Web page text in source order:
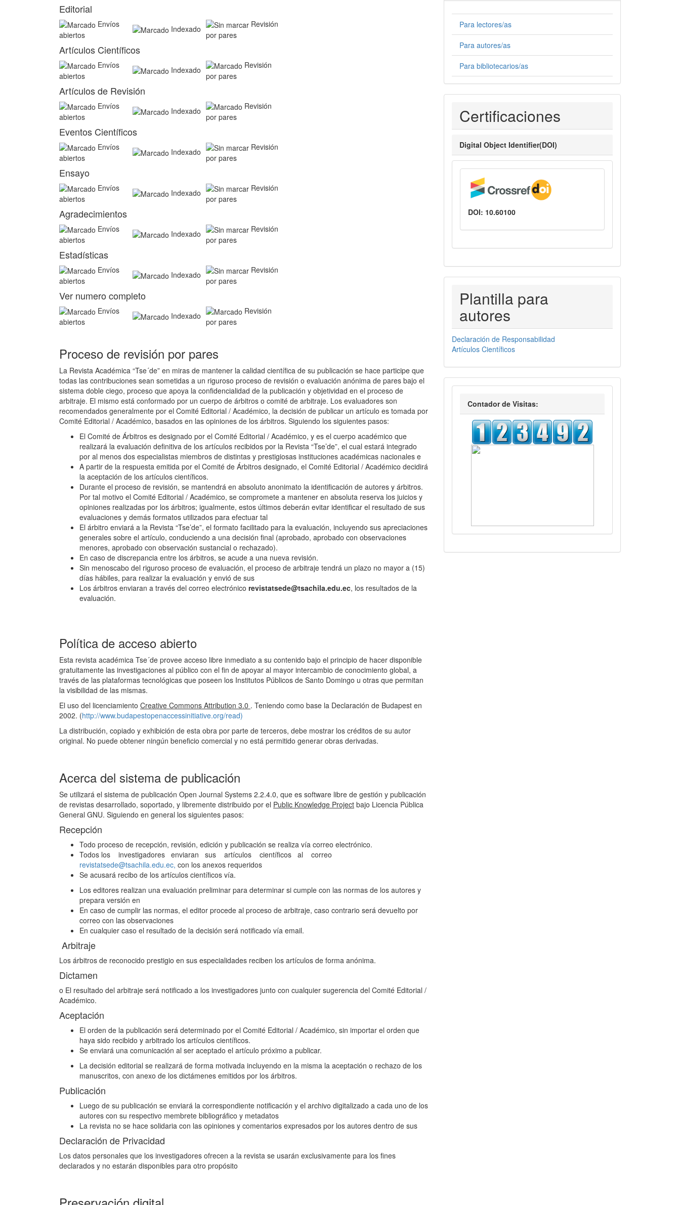
Editorial
Envíos
abiertos
Indexado
Revisión
por pares
Artículos Científicos
Envíos
abiertos
Indexado
Revisión
por pares
Artículos de Revisión
Envíos
abiertos
Indexado
Revisión
por pares
Eventos Científicos
Envíos
abiertos
Indexado
Revisión
por pares
Ensayo
Envíos
abiertos
Indexado
Revisión
por pares
Agradecimientos
Envíos
abiertos
Indexado
Revisión
por pares
Estadísticas
Envíos
abiertos
Indexado
Revisión
por pares
Ver numero completo
Envíos
abiertos
Indexado
Revisión
por pares
Proceso de revisión por pares
La Revista Académica “Tse´de” en miras de mantener la calidad científica de su publicación se hace participe que
todas las contribuciones sean sometidas a un riguroso proceso de revisión o evaluación anónima de pares bajo el
sistema doble ciego, proceso que apoya la confidencialidad de la publicación y objetividad en el proceso de
arbitraje. El mismo está conformado por un cuerpo de árbitros o comité de arbitraje. Los evaluadores son
recomendados generalmente por el Comité Editorial / Académico, la decisión de publicar un artículo es tomada por
Comité Editorial / Académico, basados en las opiniones de los árbitros. Siguiendo los siguientes pasos:
El Comité de Árbitros es designado por el Comité Editorial / Académico, y es el cuerpo académico que
realizará la evaluación definitiva de los artículos recibidos por la Revista “Tse’de”, el cual estará integrado
por al menos dos especialistas miembros de distintas y prestigiosas instituciones académicas nacionales e
A partir de la respuesta emitida por el Comité de Árbitros designado, el Comité Editorial / Académico decidirá
la aceptación de los artículos científicos.
Durante el proceso de revisión, se mantendrá en absoluto anonimato la identificación de autores y árbitros.
Por tal motivo el Comité Editorial / Académico, se compromete a mantener en absoluta reserva los juicios y
opiniones realizadas por los árbitros; igualmente, estos últimos deberán evitar identificar el resultado de sus
evaluaciones y demás formatos utilizados para efectuar tal
El árbitro enviará a la Revista “Tse’de”, el formato facilitado para la evaluación, incluyendo sus apreciaciones
generales sobre el artículo, conduciendo a una decisión final (aprobado, aprobado con observaciones
menores, aprobado con observación sustancial o rechazado).
En caso de discrepancia entre los árbitros, se acude a una nueva revisión.
Sin menoscabo del riguroso proceso de evaluación, el proceso de arbitraje tendrá un plazo no mayor a (15)
días hábiles, para realizar la evaluación y envió de sus
Los árbitros enviaran a través del correo electrónico revistatsede@tsachila.edu.ec, los resultados de la
evaluación.
Política de acceso abierto
Esta revista académica Tse´de provee acceso libre inmediato a su contenido bajo el principio de hacer disponible
gratuitamente las investigaciones al público con el fin de apoyar al mayor intercambio de conocimiento global, a
través de las plataformas tecnológicas que poseen los Institutos Públicos de Santo Domingo u otras que permitan
la visibilidad de las mismas.
El uso del licenciamiento Creative Commons Attribution 3.0 . Teniendo como base la Declaración de Budapest en
2002. (http://www.budapestopenaccessinitiative.org/read)
La distribución, copiado y exhibición de esta obra por parte de terceros, debe mostrar los créditos de su autor
original. No puede obtener ningún beneficio comercial y no está permitido generar obras derivadas.
Acerca del sistema de publicación
Se utilizará el sistema de publicación Open Journal Systems 2.2.4.0, que es software libre de gestión y publicación
de revistas desarrollado, soportado, y libremente distribuido por el Public Knowledge Project bajo Licencia Pública
General GNU. Siguiendo en general los siguientes pasos:
Recepción
Todo proceso de recepción, revisión, edición y publicación se realiza vía correo electrónico.
Todos los investigadores enviaran sus artículos científicos al correo
revistatsede@tsachila.edu.ec, con los anexos requeridos
Se acusará recibo de los artículos científicos vía.
Los editores realizan una evaluación preliminar para determinar si cumple con las normas de los autores y
prepara versión en
En caso de cumplir las normas, el editor procede al proceso de arbitraje, caso contrario será devuelto por
correo con las observaciones
En cualquier caso el resultado de la decisión será notificado vía email.
Arbitraje
Los árbitros de reconocido prestigio en sus especialidades reciben los artículos de forma anónima.
Dictamen
o El resultado del arbitraje será notificado a los investigadores junto con cualquier sugerencia del Comité Editorial /
Académico.
Aceptación
El orden de la publicación será determinado por el Comité Editorial / Académico, sin importar el orden que
haya sido recibido y arbitrado los artículos científicos.
Se enviará una comunicación al ser aceptado el artículo próximo a publicar.
La decisión editorial se realizará de forma motivada incluyendo en la misma la aceptación o rechazo de los
manuscritos, con anexo de los dictámenes emitidos por los árbitros.
Publicación
Luego de su publicación se enviará la correspondiente notificación y el archivo digitalizado a cada uno de los
autores con su respectivo membrete bibliográfico y metadatos
La revista no se hace solidaria con las opiniones y comentarios expresados por los autores dentro de sus
Declaración de Privacidad
Los datos personales que los investigadores ofrecen a la revista se usarán exclusivamente para los fines
declarados y no estarán disponibles para otro propósito
Para lectores/as
Para autores/as
Para bibliotecarios/as
Certificaciones
Certificaciones
Digital Object Identifier(DOI)
DOI: 10.60100
PLANTILLASAUTORES
Plantilla para
autores
Declaración de Responsabilidad
Artículos Científicos
visitas
Contador de Visitas: